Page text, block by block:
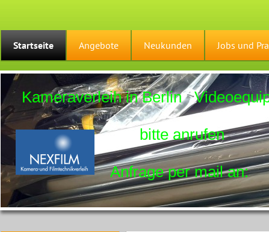
Startseite Angebote Neukunden Jobs und
Kameraverleih in Berlin
bitte anrufen Tel:
Anfrage per mail an: